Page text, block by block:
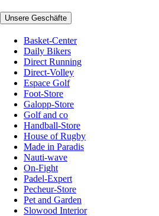
Unsere Geschäfte
Basket-Center
Daily Bikers
Direct Running
Direct-Volley
Espace Golf
Foot-Store
Galopp-Store
Golf and co
Handball-Store
House of Rugby
Made in Paradis
Nauti-wave
On-Fight
Padel-Expert
Pecheur-Store
Pet and Garden
Slowood Interior